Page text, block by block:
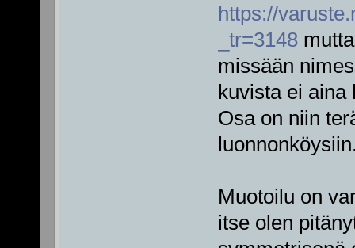
https://
_tr=3148mutta
missään
kuvista ei
Osa on niin
Muotoilu on
itse olen